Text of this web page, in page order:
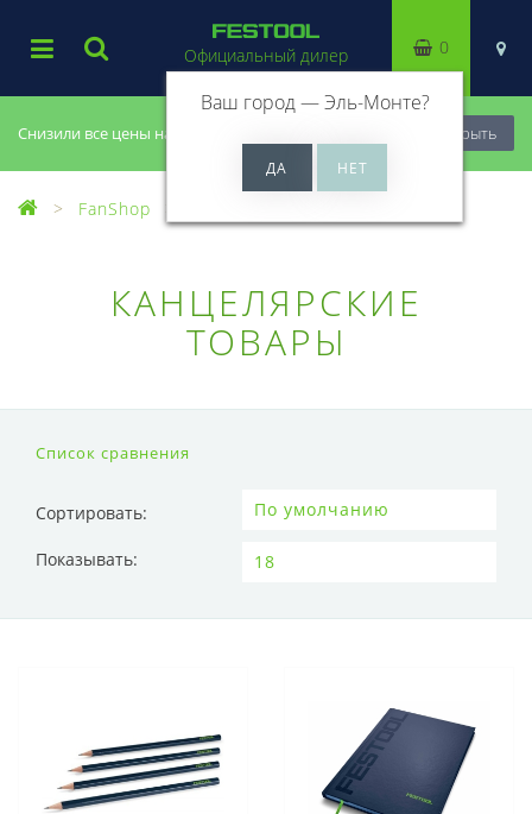
Снизили все цены на 20%, успей купить! Закрыть
Официальный дилер
Ваш город —Эль-Монте?
0
FanShop
КАНЦЕЛЯРСКИЕ
ТОВАРЫ
Список сравнения
Сортировать:
Показывать: